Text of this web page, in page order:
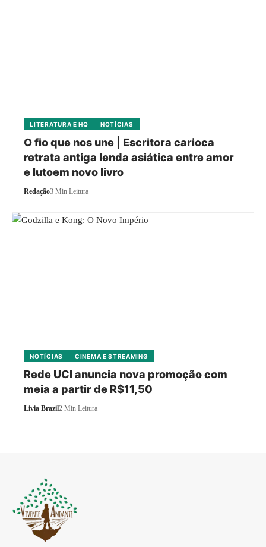
LITERATURA E HQ NOTÍCIAS
O fio que nos une | Escritora carioca
retrata antiga lenda asiática entre amor
e lutoem novo livro
Redação3 Min Leitura
NOTÍCIAS CINEMA E STREAMING
Rede UCI anuncia nova promoção com
meia a partir de R$11,50
Livia Brazil2 Min Leitura